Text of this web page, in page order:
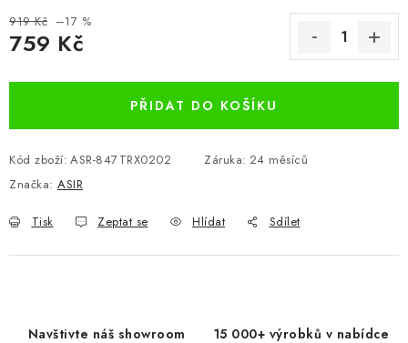
919 Kč –17 %
759 Kč
PŘIDAT DO KOŠÍKU
Kód zboží: ASR-847TRX0202 Záruka: 24 měsíců
Značka: ASIR
Tisk Zeptat se Hlídat Sdílet
Navštivte náš showroom 15 000+ výrobků v nabídce